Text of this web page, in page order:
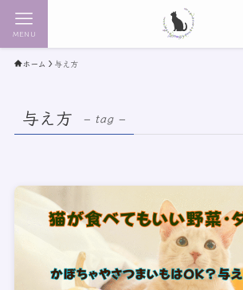
MENU
ホーム 与え方
与え方 – tag –